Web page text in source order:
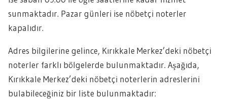
sunmaktadır. Pazar günleri ise nöbetçi noterler
kapalıdır.
Adres bilgilerine gelince, Kırıkkale Merkez’deki nöbetçi
noterler farklı bölgelerde bulunmaktadır. Aşağıda,
Kırıkkale Merkez’deki nöbetçi noterlerin adreslerini
bulabileceğiniz bir liste bulunmaktadır: